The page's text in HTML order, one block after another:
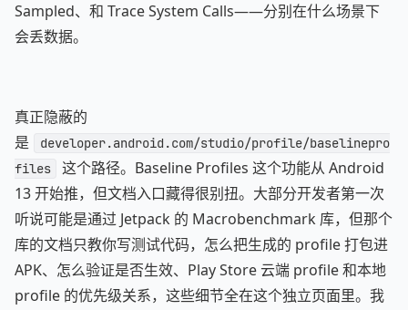
Sampled、和 Trace System Calls——分别在什么场景下
会丢数据。
真正隐蔽的
是
developer.android.com/studio/profile/baselinepro
files
这个路径。Baseline Profiles 这个功能从 Android
13 开始推，但文档入口藏得很别扭。大部分开发者第一次
听说可能是通过 Jetpack 的 Macrobenchmark 库，但那个
库的文档只教你写测试代码，怎么把生成的 profile 打包进
APK、怎么验证是否生效、Play Store 云端 profile 和本地
profile 的优先级关系，这些细节全在这个独立页面里。我